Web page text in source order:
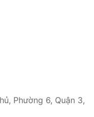
Phường 6, Quận 3,